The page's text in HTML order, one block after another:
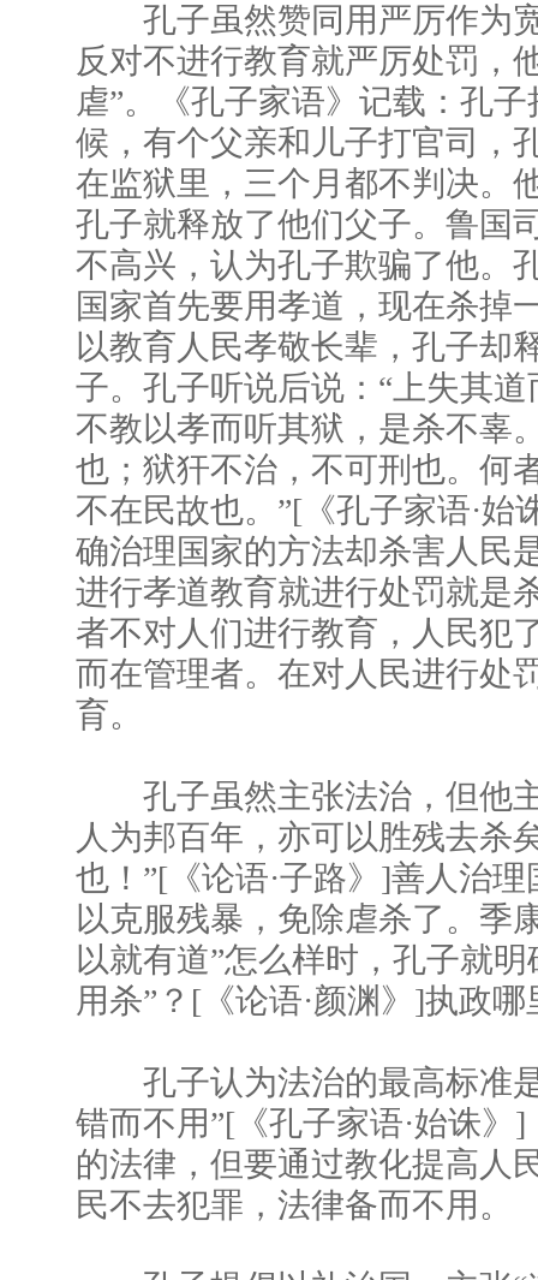
孔子虽然赞同用严厉作为
反对不进行教育就严厉处罚，
虐”。《孔子家语》记载：孔
候，有个父亲和儿子打官司，
在监狱里，三个月都不判决。
孔子就释放了他们父子。鲁国
不高兴，认为孔子欺骗了他。
国家首先要用孝道，现在杀掉
以教育人民孝敬长辈，孔子却
子。孔子听说后说：“上失其
不教以孝而听其狱，是杀不辜
也；狱犴不治，不可刑也。何
不在民故也。”[《孔子家语·始
确治理国家的方法却杀害人民
进行孝道教育就进行处罚就是
者不对人们进行教育，人民犯
而在管理者。在对人民进行处
育。
孔子虽然主张法治，但他主
人为邦百年，亦可以胜残去杀
也！”[《论语·子路》]善人治
以克服残暴，免除虐杀了。季
以就有道”怎么样时，孔子就
用杀”？[《论语·颜渊》]执政
孔子认为法治的最高标准是
错而不用”[《孔子家语·始诛》
的法律，但要通过教化提高人
民不去犯罪，法律备而不用。